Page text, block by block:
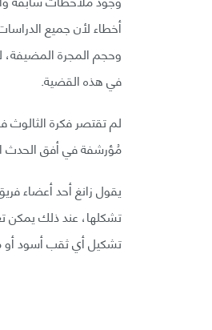
أخطاء لأن جميع
وحجم المجرة المضيفة،
في هذه القضية.
لم تقتصر فكرة الثالوث
مُؤرشفة في أفق الحدث
يقول زانغ أحد أعضاء
تشكلها، عند ذلك يمكن
تشكيل أي ثقب أسود أو